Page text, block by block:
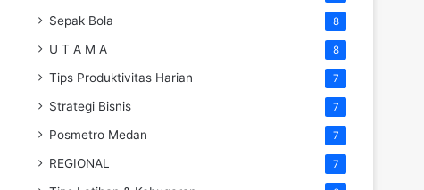
Sepak Bola 8
U T A M A 8
Tips Produktivitas Harian 7
Strategi Bisnis 7
Posmetro Medan 7
REGIONAL 7